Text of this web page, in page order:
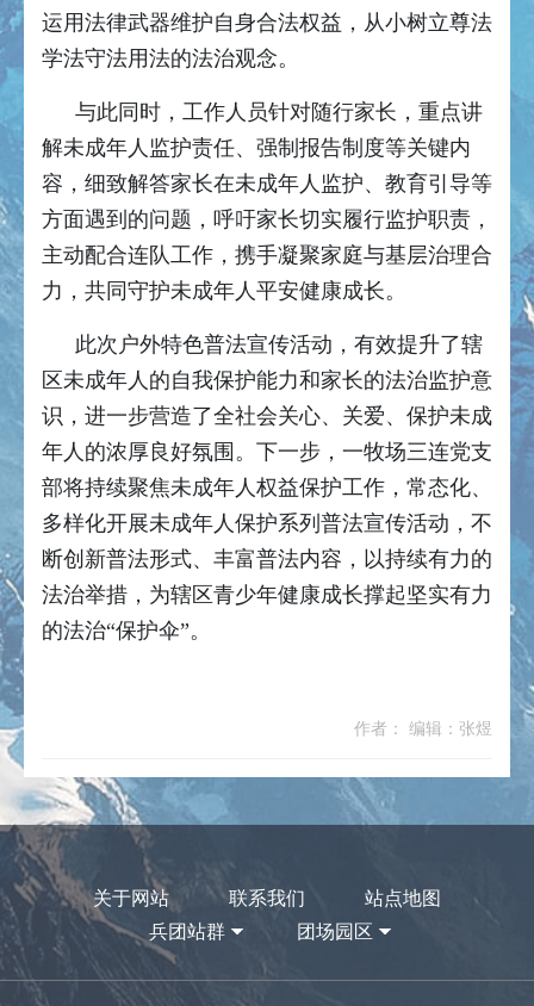
运用法律武器维护自身合法权益，从小树立尊法
学法守法用法的法治观念。
与此同时，工作人员针对随行家长，重点讲
解未成年人监护责任、强制报告制度等关键内
容，细致解答家长在未成年人监护、教育引导等
方面遇到的问题，呼吁家长切实履行监护职责，
主动配合连队工作，携手凝聚家庭与基层治理合
力，共同守护未成年人平安健康成长。
此次户外特色普法宣传活动，有效提升了辖
区未成年人的自我保护能力和家长的法治监护意
识，进一步营造了全社会关心、关爱、保护未成
年人的浓厚良好氛围。下一步，一牧场三连党支
部将持续聚焦未成年人权益保护工作，常态化、
多样化开展未成年人保护系列普法宣传活动，不
断创新普法形式、丰富普法内容，以持续有力的
法治举措，为辖区青少年健康成长撑起坚实有力
的法治“保护伞”。
作者： 编辑：张煜
关于网站 联系我们
站点地图
兵团站群
团场园区